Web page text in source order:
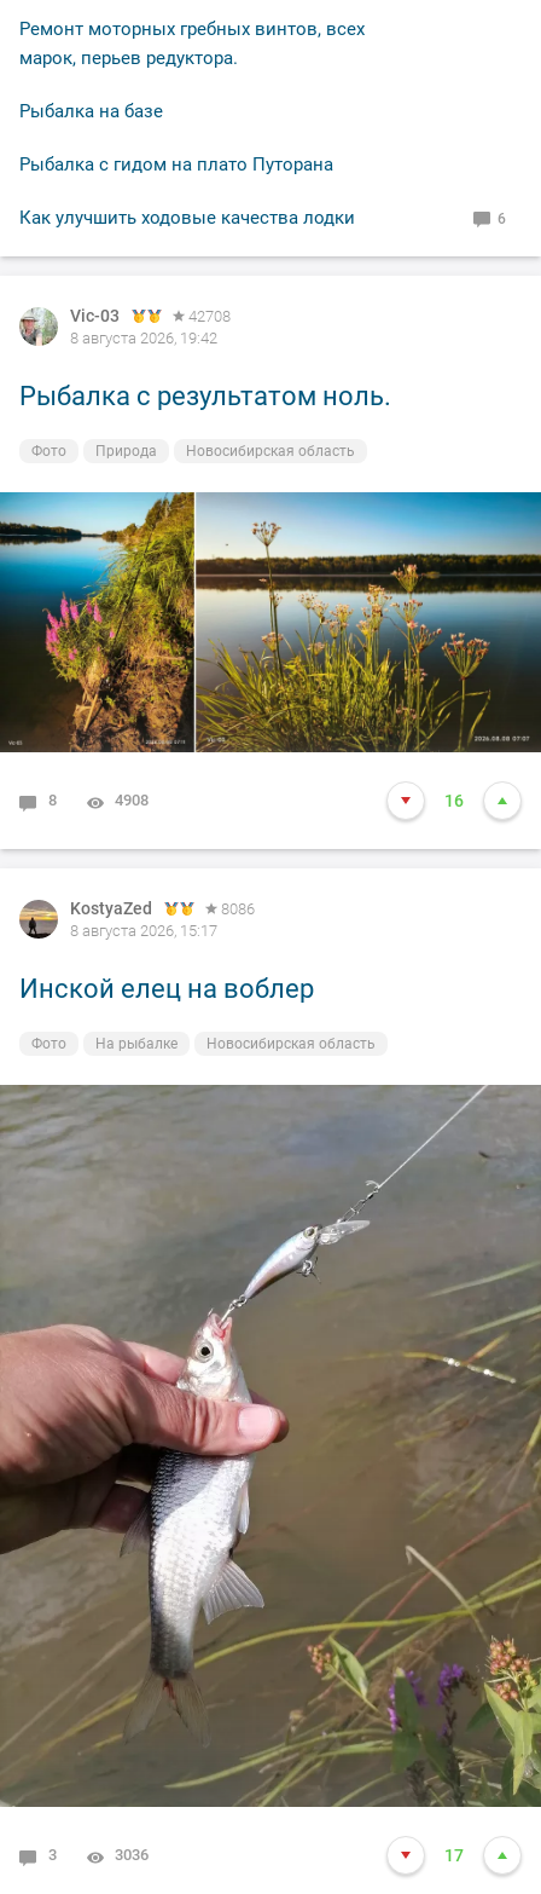
Ремонт моторных гребных винтов, всех
марок, перьев редуктора.
Рыбалка на базе
Рыбалка с гидом на плато Путорана
Как улучшить ходовые качества лодки 6
Vic-03
42708
8 августа 2026, 19:42
Рыбалка с результатом ноль.
Фото Природа Новосибирская область
8 4908 16
KostyaZed
8086
8 августа 2026, 15:17
Инской елец на воблер
Фото На рыбалке Новосибирская область
3 3036 17